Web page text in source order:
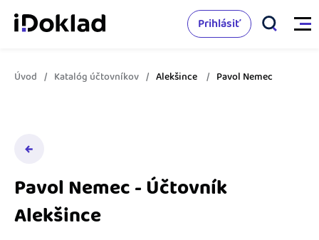
Sledovanie cashflow
Vzdelanie
Nápoveda
Prihlásiť
Úvod Katalóg účtovníkov Alekšince Pavol Nemec
Pavol Nemec - Účtovník
Alekšince